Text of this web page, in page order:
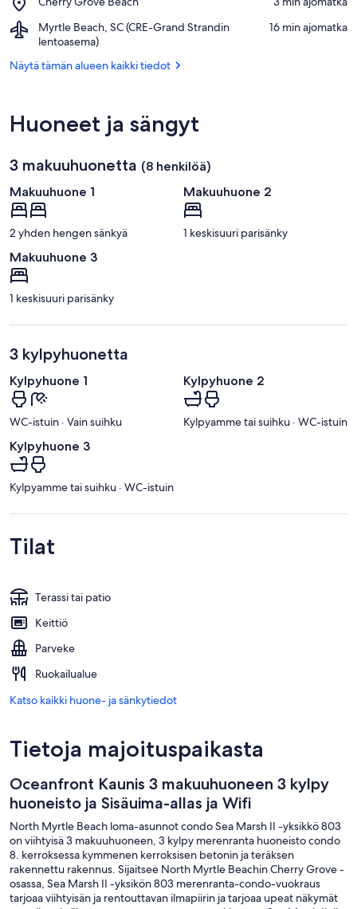
Beaches
Beach
Grove
Beach
Myrtle Beach, SC (CRE-Grand Strandin
lentoasema)
Airport,
Myrtle
SC
lentoasema)
‪16 min ajomatka‬
Näytä tämän alueen kaikki tiedot
Huoneet ja sängyt
3 makuuhuonetta (8 henkilöä)
Makuuhuone 1
2 yhden hengen sänkyä
Makuuhuone 2
1 keskisuuri parisänky
Makuuhuone 3
1 keskisuuri parisänky
3 kylpyhuonetta
Kylpyhuone 1
WC-istuin · Vain suihku
Kylpyhuone 2
Kylpyamme tai suihku · WC-istuin
Kylpyhuone 3
Kylpyamme tai suihku · WC-istuin
Tilat
Terassi tai patio
Keittiö
Parveke
Ruokailualue
Katso kaikki huone- ja sänkytiedot
Tietoja majoituspaikasta
Oceanfront Kaunis 3 makuuhuoneen 3 kylpy
huoneisto ja Sisäuima-allas ja Wifi
North Myrtle Beach loma-asunnot condo Sea Marsh II -yksikkö 803
on viihtyisä 3 makuuhuoneen, 3 kylpy merenranta huoneisto condo
8. kerroksessa kymmenen kerroksisen betonin ja teräksen
rakennettu rakennus. Sijaitsee North Myrtle Beachin Cherry Grove -
osassa, Sea Marsh II -yksikön 803 merenranta-condo-vuokraus
tarjoaa viihtyisän ja rentouttavan ilmapiirin ja tarjoaa upeat näkymät